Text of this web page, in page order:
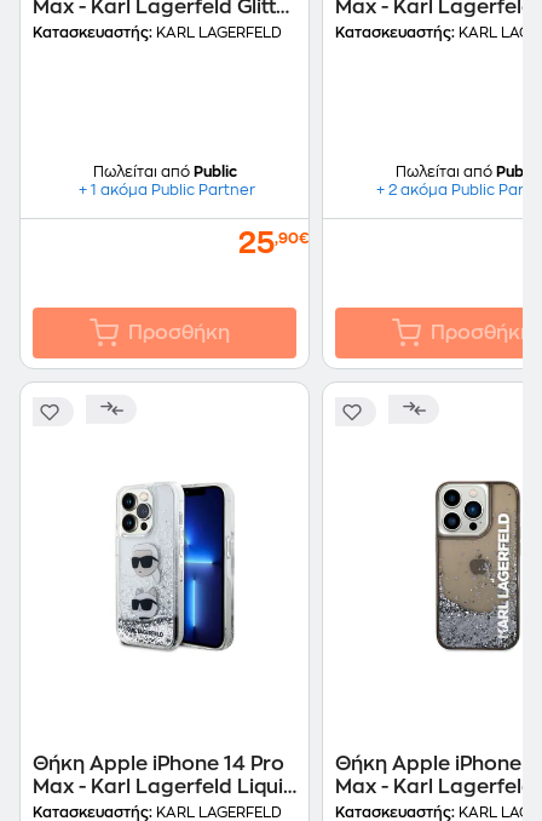
Max - Karl Lagerfeld Glitter
Big KL Logo Liquid Glitter
Κατασκευαστής: KARL LAGERFELD
Πωλείται από Public
+ 1 ακόμα Public Partner
25,90€
Προσθήκη
Max - Karl Lagerfeld
Monogram Liquid
Κατασκευαστής: KARL
Πωλείται από Public
+ 2 ακόμα Public
Προσθήκη
Θήκη Apple iPhone 14 Pro
Max - Karl Lagerfeld Liquid
Glitter Karl & Choupette
Κατασκευαστής: KARL LAGERFELD
Θήκη Apple iPhone
Max - Karl Lagerfeld
Glitter Translucent
Κατασκευαστής: KARL